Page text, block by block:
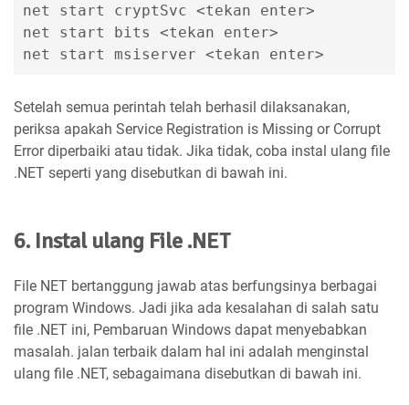
net start cryptSvc <tekan enter>
net start bits <tekan enter>
net start msiserver <tekan enter>
Setelah semua perintah telah berhasil dilaksanakan,
periksa apakah Service Registration is Missing or Corrupt
Error diperbaiki atau tidak. Jika tidak, coba instal ulang file
.NET seperti yang disebutkan di bawah ini.
6. Instal ulang File .NET
File NET bertanggung jawab atas berfungsinya berbagai
program Windows. Jadi jika ada kesalahan di salah satu
file .NET ini, Pembaruan Windows dapat menyebabkan
masalah. jalan terbaik dalam hal ini adalah menginstal
ulang file .NET, sebagaimana disebutkan di bawah ini.